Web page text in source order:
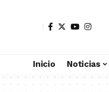
Inicio Noticias